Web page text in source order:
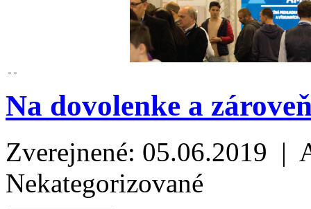
Na dovolenke a
Zverejnené: 05.06.2019 |
Nekategorizované